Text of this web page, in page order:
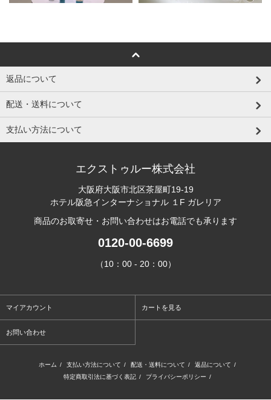
返品について
配送・送料について
支払い方法について
エクストゥルー株式会社
大阪府大阪市北区茶屋町19-19
ホテル阪急インターナショナル １F ガレリア
商品のお取寄せ・お問い合わせはお電話でも承ります
0120-00-6699
（10：00 - 20：00）
マイアカウント カートを見る
お問い合わせ
ホーム / 支払い方法について / 配送・送料について / 返品について /
特定商取引法に基づく表記 / プライバシーポリシー /